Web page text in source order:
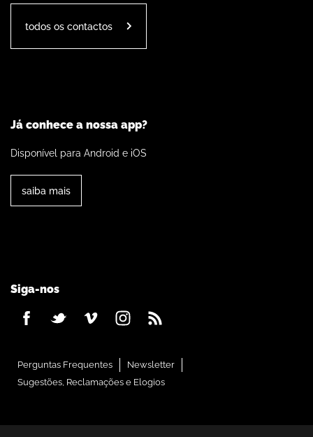
todos os contactos
Já conhece a nossa app?
Disponível para Android e iOS
saiba mais
Siga-nos
Perguntas Frequentes
Newsletter
Sugestões, Reclamações e Elogios